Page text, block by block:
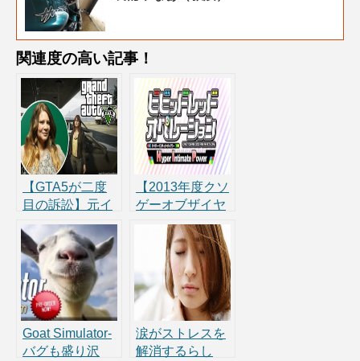
関連度の高い記事！
【GTA5が二度
目の訴訟】元イ
タリアンマフィ
アの娘から「人
生の盗作」で訴
えられる！
【2013年度クソ
ゲーオブザイヤ
ー大賞】ビビッ
ドレッドオペレ
ーションが酷す
ぎワロタ…
Goat Simulator-
バグも盛り沢
涙がストレスを
解消するらし